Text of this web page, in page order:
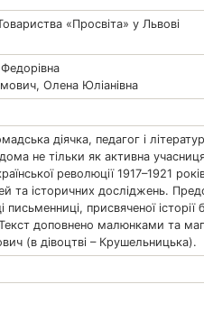
«Просвіта» у Львові
Олена Юліанівна
діячка, педагог і
не тільки як активна
революції 1917–1921
та історичних досліджень.
письменниці, присвяченої
доповнено малюнками та
(в дівоцтві – Крушельницька).